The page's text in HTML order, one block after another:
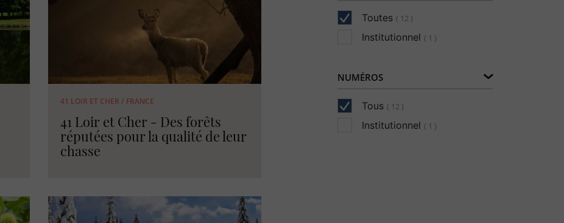
41 LOIR ET CHER / FRANCE
41 Loir et Cher - Des forêts
réputées pour la qualité de leur
chasse
Toutes ( 12 )
Institutionnel ( 1 )
NUMÉROS
Tous ( 12 )
Institutionnel ( 1 )